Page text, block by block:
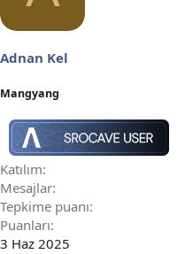
e
:
Adnan Kel
Mangyang
Katılım
Mesajlar
Tepkime puanı
Puanları
3 Haz 2025